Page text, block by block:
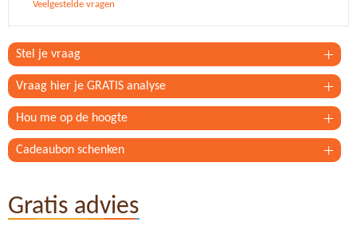
Veelgestelde vragen
Stel je vraag
Vraag hier je GRATIS analyse
Hou me op de hoogte
Cadeaubon schenken
Gratis advies